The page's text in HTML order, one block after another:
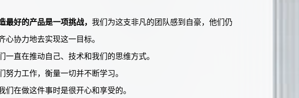
最好的产品是一项挑战，我们为这支非凡的团队感到自豪，他们仍
心协力地去实现这一目标。
一直在推动自己、技术和我们的思维方式。
努力工作，衡量一切并不断学习。
们在做这件事时是很开心和享受的。